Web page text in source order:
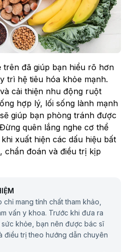
trên đã giúp bạn hiểu rõ hơn
trì hệ tiêu hóa khỏe mạnh.
cải thiện nhu động ruột
hợp lý, lối sống lành mạnh
giúp bạn phòng tránh được
quên lắng nghe cơ thể
xuất hiện các dấu hiệu bất
chẩn đoán và điều trị kịp
mang tính chất tham khảo,
vấn y khoa. Trước khi đưa ra
khỏe, bạn nên được bác sĩ
điều trị theo hướng dẫn chuyên